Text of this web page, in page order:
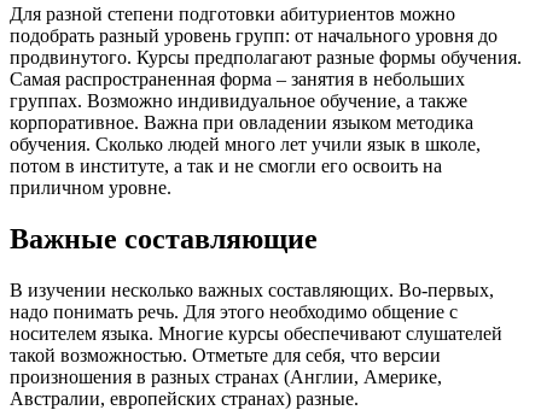
Для разной степени подготовки абитуриентов можно
подобрать разный уровень групп: от начального уровня до
продвинутого. Курсы предполагают разные формы обучения.
Самая распространенная форма – занятия в небольших
группах. Возможно индивидуальное обучение, а также
корпоративное. Важна при овладении языком методика
обучения. Сколько людей много лет учили язык в школе,
потом в институте, а так и не смогли его освоить на
приличном уровне.
Важные составляющие
В изучении несколько важных составляющих. Во-первых,
надо понимать речь. Для этого необходимо общение с
носителем языка. Многие курсы обеспечивают слушателей
такой возможностью. Отметьте для себя, что версии
произношения в разных странах (Англии, Америке,
Австралии, европейских странах) разные.